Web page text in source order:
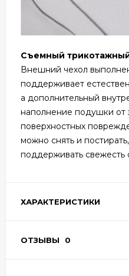
Съемный
Внешний чехол
поддерживает
а дополнительный
наполнение подушки от
поверхностных
можно снять и
поддерживать свежесть
ХАРАКТЕРИСТИКИ
ОТЗЫВЫ 0